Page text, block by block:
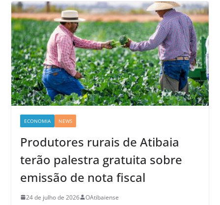
ECONOMIA NEWS
Produtores rurais de Atibaia
terão palestra gratuita sobre
emissão de nota fiscal
24 de julho de 2026 OAtibaiense